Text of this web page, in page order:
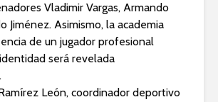
Vladimir Vargas, Armando
Jiménez. Asimismo, la academia
de un jugador profesional
será revelada
León, coordinador deportivo